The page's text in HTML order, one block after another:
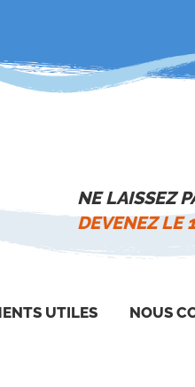
NE LAISSEZ
DEVENEZ LE 1
UTILES NOUS